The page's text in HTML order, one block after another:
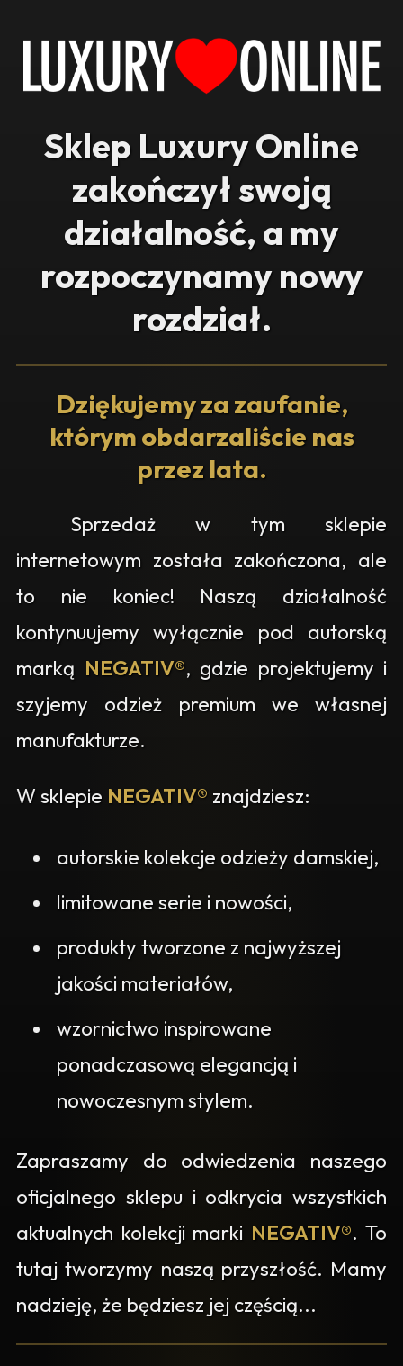
Sklep Luxury Online
zakończył swoją
działalność, a my
rozpoczynamy nowy
rozdział.
Dziękujemy za zaufanie,
którym obdarzaliście nas
przez lata.
Sprzedaż w tym sklepie
internetowym została zakończona, ale
to nie koniec! Naszą działalność
kontynuujemy wyłącznie pod autorską
marką NEGATIV®, gdzie projektujemy i
szyjemy odzież premium we własnej
manufakturze.
W sklepie NEGATIV® znajdziesz:
autorskie kolekcje odzieży damskiej,
limitowane serie i nowości,
produkty tworzone z najwyższej
jakości materiałów,
wzornictwo inspirowane
ponadczasową elegancją i
nowoczesnym stylem.
Zapraszamy do odwiedzenia naszego
oficjalnego sklepu i odkrycia wszystkich
aktualnych kolekcji marki NEGATIV®. To
tutaj tworzymy naszą przyszłość. Mamy
nadzieję, że będziesz jej częścią...